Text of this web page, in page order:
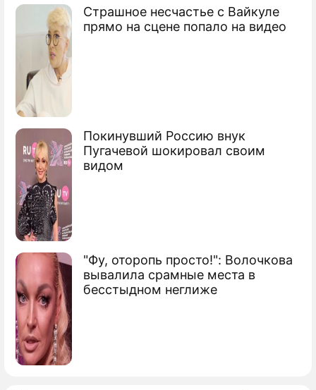
Страшное несчастье с Вайкуле
прямо на сцене попало на видео
Покинувший Россию внук
Пугачевой шокировал своим
видом
"Фу, оторопь просто!": Волочкова
вывалила срамные места в
бесстыдном неглиже
"Закон Димы Яковлева" одобрят с
оговорками
Россия выступает против "войны
списков"
Яковлева"